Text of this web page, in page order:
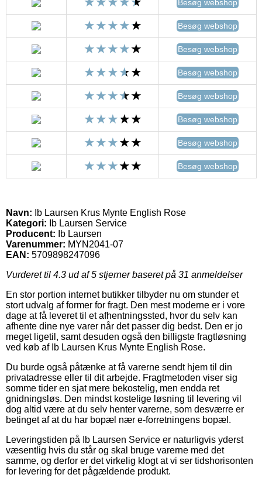
Besøg webshop
Besøg webshop
Besøg webshop
Besøg webshop
Besøg webshop
Besøg webshop
Besøg webshop
Besøg webshop
Navn: Ib Laursen Krus Mynte English Rose
Kategori: Ib Laursen Service
Producent:
Ib Laursen
Varenummer: MYN2041-07
EAN: 5709898247096
Vurderet til 4.3 ud af 5 stjerner baseret på 31 anmeldelser
En stor portion internet butikker tilbyder nu om stunder et
stort udvalg af former for fragt. Den mest moderne er i vore
dage at få leveret til et afhentningssted, hvor du selv kan
afhente dine nye varer når det passer dig bedst. Den er jo
meget ligetil, samt desuden også den billigste fragtløsning
ved køb af Ib Laursen Krus Mynte English Rose.
Du burde også påtænke at få varerne sendt hjem til din
privatadresse eller til dit arbejde. Fragtmetoden viser sig
somme tider en sjat mere bekostelig, men endda ret
gnidningsløs. Den mindst kostelige løsning til levering vil
dog altid være at du selv henter varerne, som desværre er
betinget af at du har bopæl nær e-forretningens bopæl.
Leveringstiden på Ib Laursen Service er naturligvis yderst
væsentlig hvis du står og skal bruge varerne med det
samme, og derfor er det virkelig klogt at vi ser tidshorisonten
for levering for det pågældende produkt.